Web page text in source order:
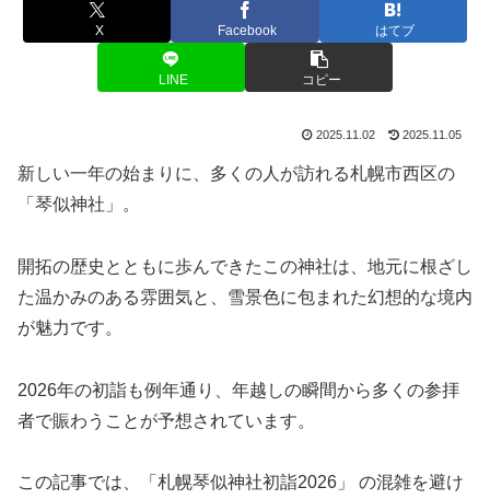
X Facebook はてブ
LINE コピー
2025.11.02 2025.11.05
新しい一年の始まりに、多くの人が訪れる札幌市西区の
「琴似神社」。
開拓の歴史とともに歩んできたこの神社は、地元に根ざし
た温かみのある雰囲気と、雪景色に包まれた幻想的な境内
が魅力です。
2026年の初詣も例年通り、年越しの瞬間から多くの参拝
者で賑わうことが予想されています。
この記事では、「札幌琴似神社初詣2026」 の混雑を避け